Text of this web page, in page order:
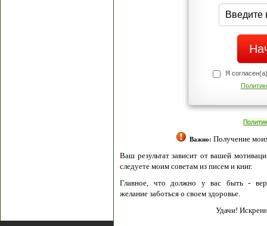
Я
Важно: Получение
Ваш результат зависит от вашей
следуете моим советам из писем и книг.
Главное, что должно у вас быть -
желание заботься о своем здоровье.
Удачи!